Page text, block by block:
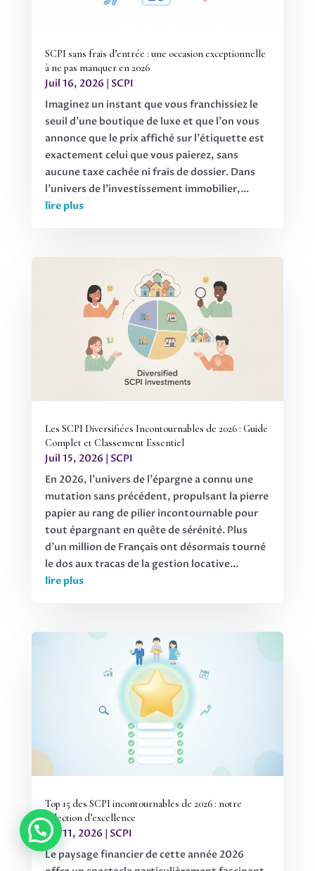
SCPI sans frais d’entrée : une occasion exceptionnelle
à ne pas manquer en 2026
Juil 16, 2026 | SCPI
Imaginez un instant que vous franchissiez le
seuil d'une boutique de luxe et que l'on vous
annonce que le prix affiché sur l'étiquette est
exactement celui que vous paierez, sans
aucune taxe cachée ni frais de dossier. Dans
l'univers de l'investissement immobilier,...
lire plus
Les SCPI Diversifiées Incontournables de 2026 : Guide
Complet et Classement Essentiel
Juil 15, 2026 | SCPI
En 2026, l'univers de l'épargne a connu une
mutation sans précédent, propulsant la pierre
papier au rang de pilier incontournable pour
tout épargnant en quête de sérénité. Plus
d'un million de Français ont désormais tourné
le dos aux tracas de la gestion locative...
lire plus
Top 15 des SCPI incontournables de 2026 : notre
sélection d’excellence
Juil 11, 2026 | SCPI
Le paysage financier de cette année 2026